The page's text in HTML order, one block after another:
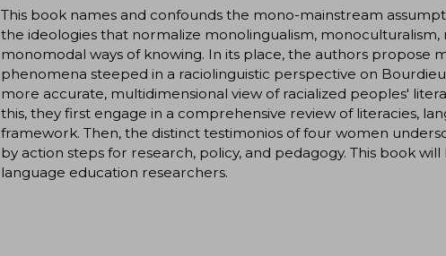
This book names and confounds the mono-mainstream
the ideologies that normalize monolingualism,
monomodal ways of knowing. In its place, the authors propose
phenomena steeped in a raciolinguistic perspective on
more accurate, multidimensional view of racialized peoples'
this, they first engage in a comprehensive review of literacies,
framework. Then, the distinct testimonios of four women
by action steps for research, policy, and pedagogy. This book
language education researchers.